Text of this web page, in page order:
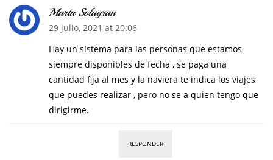
Marta Solagran
29 julio, 2021 at 20:06
Hay un sistema para las personas que estamos
siempre disponibles de fecha , se paga una
cantidad fija al mes y la naviera te indica los viajes
que puedes realizar , pero no se a quien tengo que
dirigirme.
RESPONDER